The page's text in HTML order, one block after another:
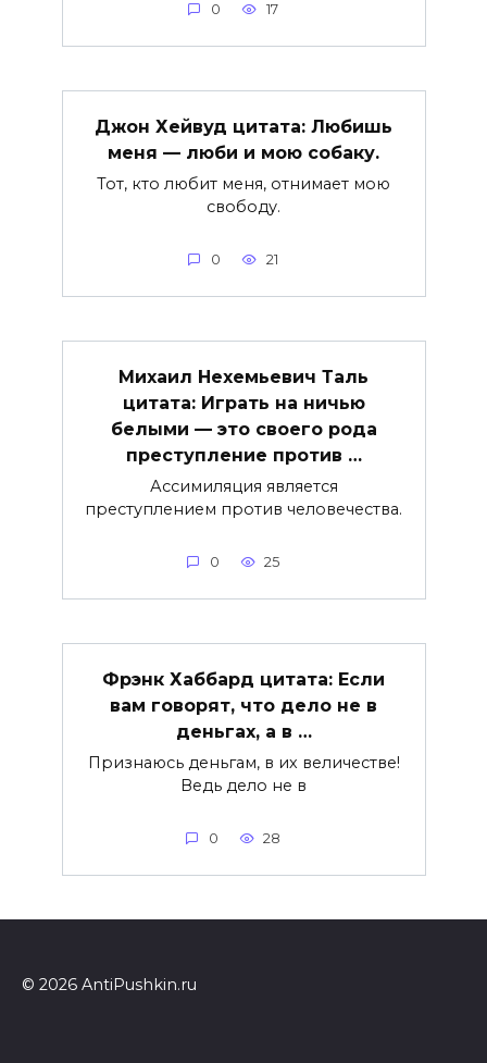
0 17
Джон Хейвуд цитата: Любишь
меня — люби и мою собаку.
Тот, кто любит меня, отнимает мою
свободу.
0 21
Михаил Нехемьевич Таль
цитата: Играть на ничью
белыми — это своего рода
преступление против …
Ассимиляция является
преступлением против человечества.
0 25
Фрэнк Хаббард цитата: Если
вам говорят, что дело не в
деньгах, а в …
Признаюсь деньгам, в их величестве!
Ведь дело не в
0 28
© 2026 AntiPushkin.ru